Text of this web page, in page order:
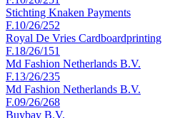
Stichting Knaken Payments
F.10/26/252
Royal De Vries Cardboardprinting
F.18/26/151
Md Fashion Netherlands B.V.
F.13/26/235
Md Fashion Netherlands B.V.
F.09/26/268
Buybay B.V.